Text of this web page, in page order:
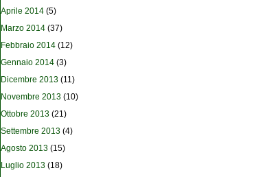
Aprile 2014 (5)
Marzo 2014 (37)
Febbraio 2014 (12)
Gennaio 2014 (3)
Dicembre 2013 (11)
Novembre 2013 (10)
Ottobre 2013 (21)
Settembre 2013 (4)
Agosto 2013 (15)
Luglio 2013 (18)